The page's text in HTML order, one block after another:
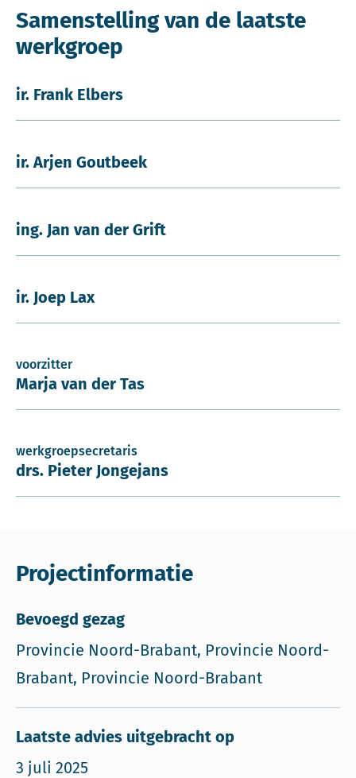
Samenstelling van de laatste
werkgroep
ir. Frank Elbers
ir. Arjen Goutbeek
ing. Jan van der Grift
ir. Joep Lax
voorzitter
Marja van der Tas
werkgroepsecretaris
drs. Pieter Jongejans
Projectinformatie
Bevoegd gezag
Provincie Noord-Brabant, Provincie Noord-
Brabant, Provincie Noord-Brabant
Laatste advies uitgebracht op
3 juli 2025